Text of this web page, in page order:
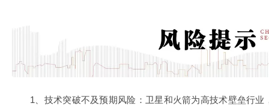
1、技术突破不及预期风险：卫星和火箭为高技术壁垒行